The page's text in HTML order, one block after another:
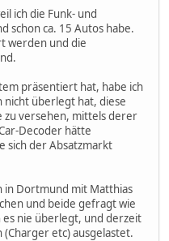
ich die Funk- und
schon ca. 15 Autos habe.
werden und die
präsentiert hat, habe ich
nicht überlegt hat, diese
zu versehen, mittels derer
Decoder hätte
sich der Absatzmarkt
in Dortmund mit Matthias
und beide gefragt wie
es nie überlegt, und derzeit
etc) ausgelastet.